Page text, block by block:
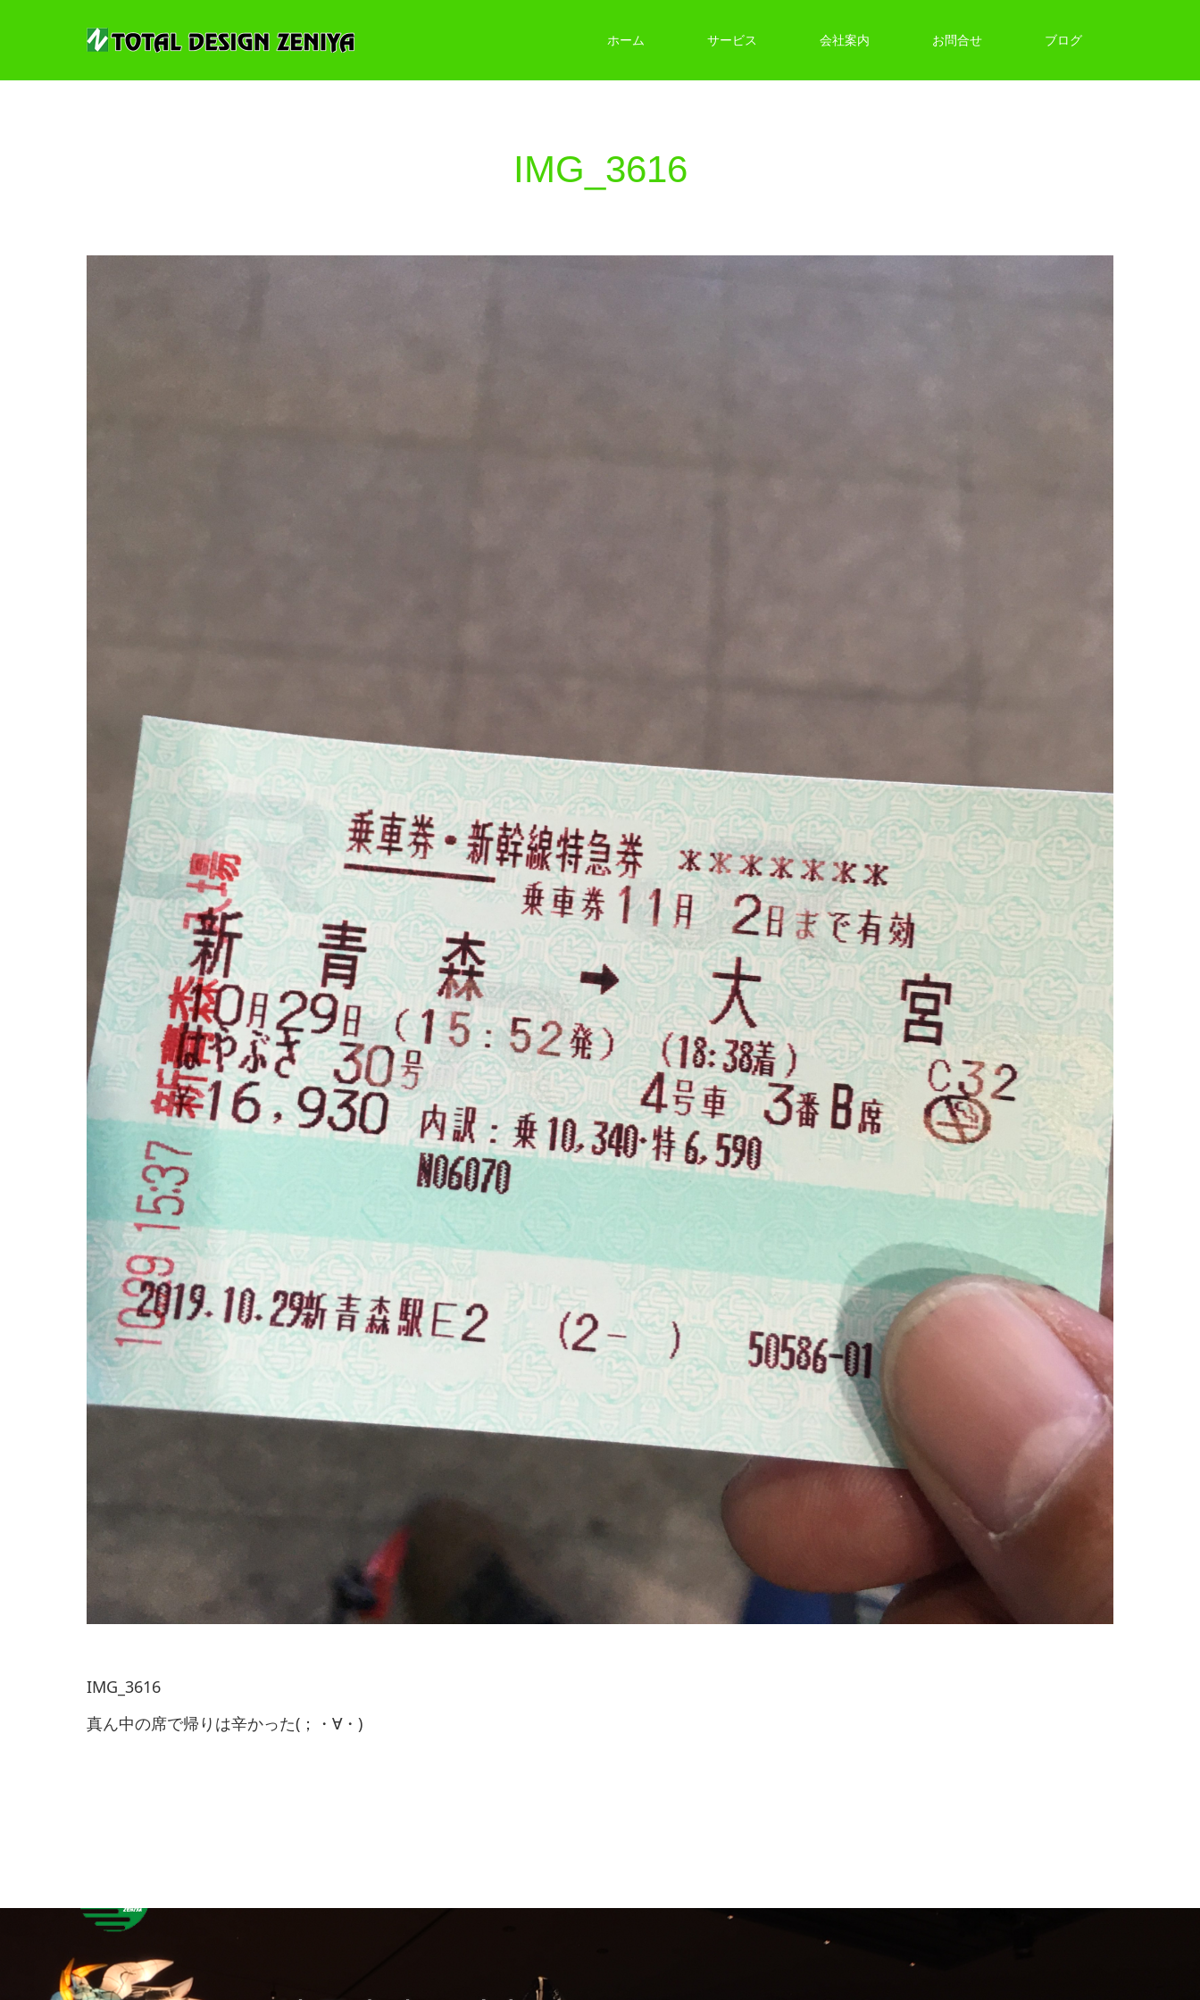
ホーム サービス 会社案内 お問合せ ブログ
IMG_3616
IMG_3616
真ん中の席で帰りは辛かった(；・∀・)